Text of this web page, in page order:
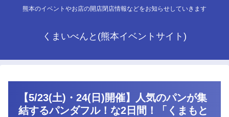
熊本のイベントやお店の開店閉店情報などをお知らせしていきます
くまいべんと(熊本イベントサイト)
【5/23(土)・24(日)開催】人気のパンが集
結するパンダフル！な2日間！「くまもと